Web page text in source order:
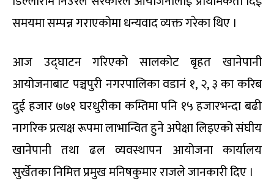
समयमा सम्पन्न गराएकोमा धन्यवाद व्यक्त गरेका थिए ।
आज उद्घाटन गरिएको सालकोट बृहत खानेपानी
आयोजनाबाट पञ्चपुरी नगरपालिका वडानं १, २, ३ का करिब
दुई हजार ७७१ घरधुरीका कम्तिमा पनि १५ हजारभन्दा बढी
नागरिक प्रत्यक्ष रूपमा लाभान्वित हुने अपेक्षा लिइएको संघीय
खानेपानी तथा ढल व्यवस्थापन आयोजना कार्यालय
सुर्खेतका निमित्त प्रमुख मनिषकुमार राजले जानकारी दिए ।